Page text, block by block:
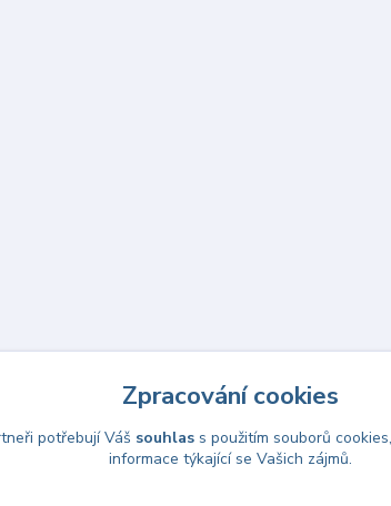
Upravit sběr cookies.
Zpracování cookies
potřebují Váš souhlass použitím souborů
informace týkající se Vašich zájmů.